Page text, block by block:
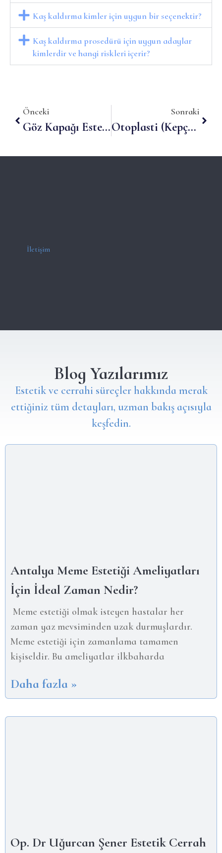
Kaş kaldırma kimler için uygun bir seçenektir?
Kaş kaldırma prosedürü için uygun adaylar
kimlerdir ve hangi riskleri içerir?
Önceki
Göz Kapağı Estetiği (Blefaroplasti) Antalya
Sonraki
Otoplasti (Kepçe Kulak Onarımı)
İletişim
Blog Yazılarımız
Estetik ve cerrahi süreçler hakkında merak
ettiğiniz tüm detayları, uzman bakış açısıyla
keşfedin.
Antalya Meme Estetiği Ameliyatları
İçin İdeal Zaman Nedir?
Meme estetiği olmak isteyen hastalar her
zaman yaz mevsiminden uzak durmuşlardır.
Meme estetiği için zamanlama tamamen
kişiseldir. Bu ameliyatlar ilkbaharda
Daha fazla »
Op. Dr Uğurcan Şener Estetik Cerrah